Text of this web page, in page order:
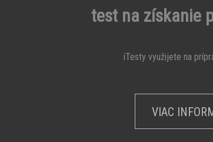
test na získanie
iTesty využijete na
VIAC